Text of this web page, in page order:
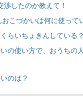
したのか教えて！
こづかいは何に使って
らいちょきんしている？
の使い方で、おうちの
のは？